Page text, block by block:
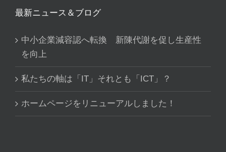
最新ニュース＆ブログ
中小企業減容認へ転換 新陳代謝を促し生産性
を向上
私たちの軸は「IT」それとも「ICT」？
ホームページをリニューアルしました！